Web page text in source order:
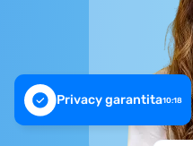
Privacy garantita10:18